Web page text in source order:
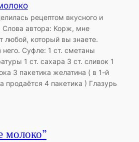
рецептом вкусного и
Слова автора: Корж, мне
любой, который вы знаете.
Суфле: 1 ст. сметаны
1 ст. сахара 3 ст. сливок 1
3 пакетика желатина ( в 1-й
продаётся 4 пакетика ) Глазурь
молоко”